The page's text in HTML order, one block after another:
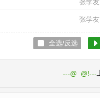
张学友
张学友
全选/反选
---@_@!---